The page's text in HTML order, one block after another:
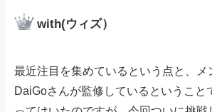
with(ウィズ）
最近注目を集めているという点と、メ
DaiGoさんが監修しているということ